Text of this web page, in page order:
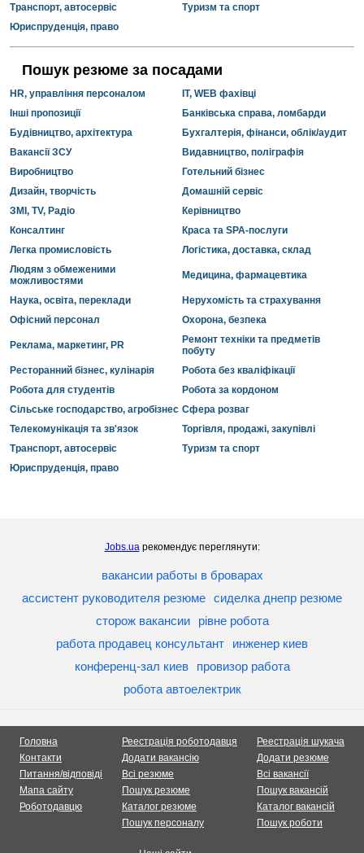
Транспорт, автосервіс
Туризм та спорт
Юриспруденція, право
Пошук резюме за посадами
HR, управління персоналом
IT, WEB фахівці
Інші пропозиції
Банківська справа, ломбарди
Будівництво, архітектура
Бухгалтерія, фінанси, облік/аудит
Вакансії ЗСУ
Видавництво, поліграфія
Виробництво
Готельний бізнес
Дизайн, творчість
Домашній сервіс
ЗМІ, TV, Радіо
Керівництво
Консалтинг
Краса та SPA-послуги
Легка промисловість
Логістика, доставка, склад
Людям з обмеженими
можливостями
Медицина, фармацевтика
Наука, освіта, переклади
Нерухомість та страхування
Офісний персонал
Охорона, безпека
Реклама, маркетинг, PR
Ремонт техніки та предметів
побуту
Ресторанний бізнес, кулінарія
Робота без кваліфікації
Робота для студентів
Робота за кордоном
Сільське господарство, агробізнес Сфера розваг
Телекомунікація та зв'язок
Торгівля, продажі, закупівлі
Транспорт, автосервіс
Туризм та спорт
Юриспруденція, право
Jobs.uaрекомендує переглянути:
вакансии работы в броварах
ассистент руководителя резюме сиделка днепр резюме
сторож вакансии
рівне робота
работа продавец консультант
инженер киев
конференц-зал киев
провизор работа
робота автоелектрик
Головна
Контакти
Питання/відповіді
Мапа сайту
Роботодавцю
Реестрація роботодавця
Додати вакансію
Всі резюме
Пошук резюме
Каталог резюме
Пошук персоналу
Реестрація шукача
Додати резюме
Всі вакансії
Пошук вакансій
Каталог вакансій
Пошук роботи